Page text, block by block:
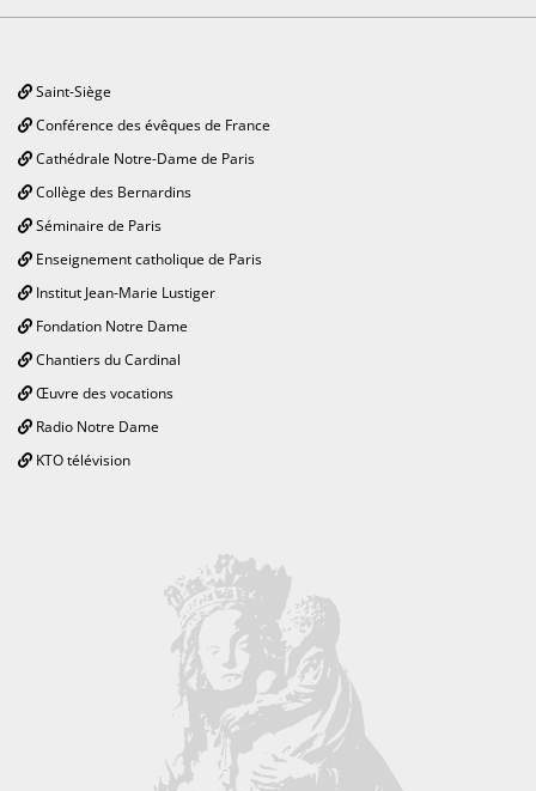
Saint-Siège
Conférence des évêques de France
Cathédrale Notre-Dame de Paris
Collège des Bernardins
Séminaire de Paris
Enseignement catholique de Paris
Institut Jean-Marie Lustiger
Fondation Notre Dame
Chantiers du Cardinal
Œuvre des vocations
Radio Notre Dame
KTO télévision